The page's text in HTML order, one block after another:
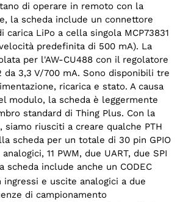
di operare in remoto con la
la scheda include un connettore
carica LiPo a cella singola MCP73831
predefinita di 500 mA). La
per l'AW-CU488 con il regolatore
da 3,3 V/700 mA. Sono disponibili tre
ricarica e stato. A causa
modulo, la scheda è leggermente
standard di Thing Plus. Con la
siamo riusciti a creare qualche PTH
scheda per un totale di 30 pin GPIO
11 PWM, due UART, due SPI
scheda include anche un CODEC
ingressi e uscite analogici a due
di campionamento